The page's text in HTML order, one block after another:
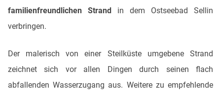
familienfreundlichen Strand in dem Ostseebad Sellin
verbringen.
Der malerisch von einer Steilküste umgebene Strand
zeichnet sich vor allen Dingen durch seinen flach
abfallenden Wasserzugang aus. Weitere zu empfehlende